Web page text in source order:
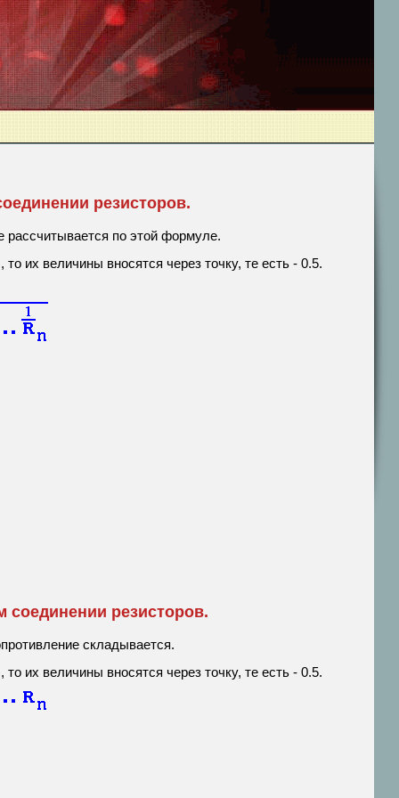
резисторов.
рассчитывается по этой формуле.
их величины вносятся через точку, те есть - 0.5.
соединении резисторов.
складывается.
их величины вносятся через точку, те есть - 0.5.